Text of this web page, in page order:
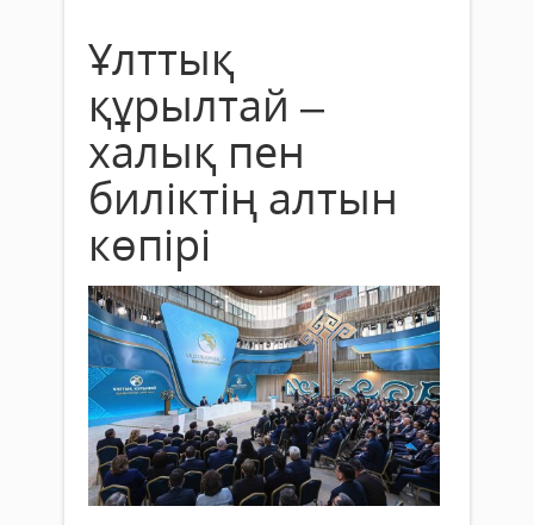
Ұлттық
құрылтай –
халық пен
биліктің алтын
көпірі